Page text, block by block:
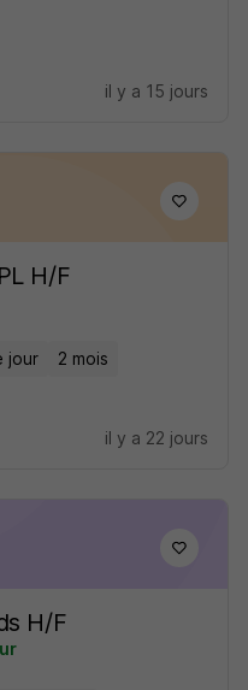
il y a 15 jours
H/F
jour 2 mois
il y a 22 jours
H/F